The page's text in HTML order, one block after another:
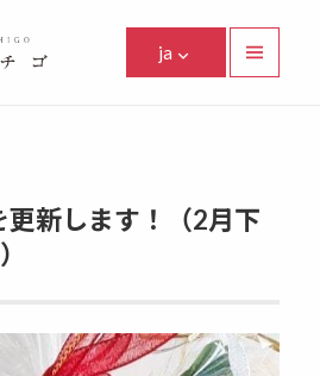
美らイチゴ
ja
更新します！（2月下